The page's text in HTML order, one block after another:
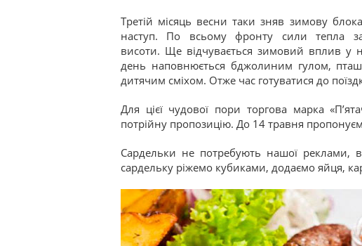
Третій місяць весни таки зняв зимову
наступ. По всьому фронту сили тепла
висоти. Ще відчувається зимовий вплив у
день наповнюється бджолиним гулом,
дитячим сміхом. Отже час готуватися до
Для цієї чудової пори торгова марка
потрійну пропозицію. До 14 травня
Сардельки не потребують нашої реклами,
сардельку ріжемо кубиками, додаємо яйця,